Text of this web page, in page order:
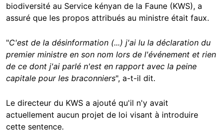
biodiversité au Service kényan de la Faune (KWS), a
assuré que les propos attribués au ministre était faux.
"C'est de la désinformation (...) j'ai lu la déclaration du
premier ministre en son nom lors de l'événement et rien
de ce dont j'ai parlé n'est en rapport avec la peine
capitale pour les braconniers", a-t-il dit.
Le directeur du KWS a ajouté qu'il n'y avait
actuellement aucun projet de loi visant à introduire
cette sentence.